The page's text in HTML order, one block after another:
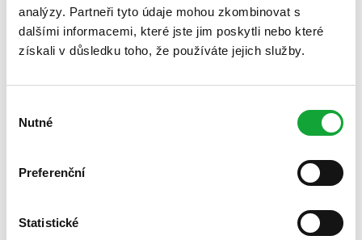
analýzy. Partneři tyto údaje mohou zkombinovat s
dalšími informacemi, které jste jim poskytli nebo které
získali v důsledku toho, že používáte jejich služby.
souhlasu
Nutné
Preferenční
Statistické